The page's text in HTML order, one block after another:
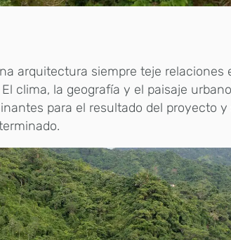
arquitectura siempre teje relaciones
clima, la geografía y el paisaje
para el resultado del proyecto